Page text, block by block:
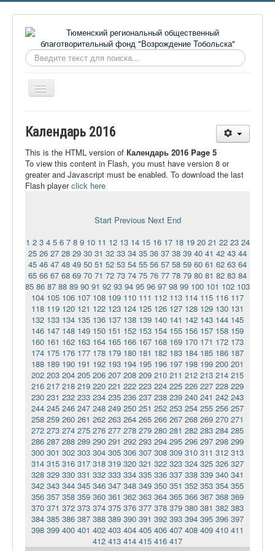
Искать...
Включить/
выключить
О фонде
Онлайн библиотека
Видеоматериалы
Сайт проекта Достоевский
Ермаковополе.рф
Календарь 2016
This is the HTML version of Календарь 2016 Page 5
To view this content in Flash, you must have version 8 or
greater and Javascript must be enabled. To download the last
Flash playerclick here
Start Previous Next End
1 2 3 4 5 6 7 8 9 10 11 12 13 14 15 16 17 18 19 20 21 22 23 24
25 26 27 28 29 30 31 32 33 34 35 36 37 38 39 40 41 42 43 44
45 46 47 48 49 50 51 52 53 54 55 56 57 58 59 60 61 62 63 64
65 66 67 68 69 70 71 72 73 74 75 76 77 78 79 80 81 82 83 84
85 86 87 88 89 90 91 92 93 94 95 96 97 98 99 100 101 102 103
104 105 106 107 108 109 110 111 112 113 114 115 116 117
118 119 120 121 122 123 124 125 126 127 128 129 130 131
132 133 134 135 136 137 138 139 140 141 142 143 144 145
146 147 148 149 150 151 152 153 154 155 156 157 158 159
160 161 162 163 164 165 166 167 168 169 170 171 172 173
174 175 176 177 178 179 180 181 182 183 184 185 186 187
188 189 190 191 192 193 194 195 196 197 198 199 200 201
202 203 204 205 206 207 208 209 210 211 212 213 214 215
216 217 218 219 220 221 222 223 224 225 226 227 228 229
230 231 232 233 234 235 236 237 238 239 240 241 242 243
244 245 246 247 248 249 250 251 252 253 254 255 256 257
258 259 260 261 262 263 264 265 266 267 268 269 270 271
272 273 274 275 276 277 278 279 280 281 282 283 284 285
286 287 288 289 290 291 292 293 294 295 296 297 298 299
300 301 302 303 304 305 306 307 308 309 310 311 312 313
314 315 316 317 318 319 320 321 322 323 324 325 326 327
328 329 330 331 332 333 334 335 336 337 338 339 340 341
342 343 344 345 346 347 348 349 350 351 352 353 354 355
356 357 358 359 360 361 362 363 364 365 366 367 368 369
370 371 372 373 374 375 376 377 378 379 380 381 382 383
384 385 386 387 388 389 390 391 392 393 394 395 396 397
398 399 400 401 402 403 404 405 406 407 408 409 410 411
412 413 414 415 416 417